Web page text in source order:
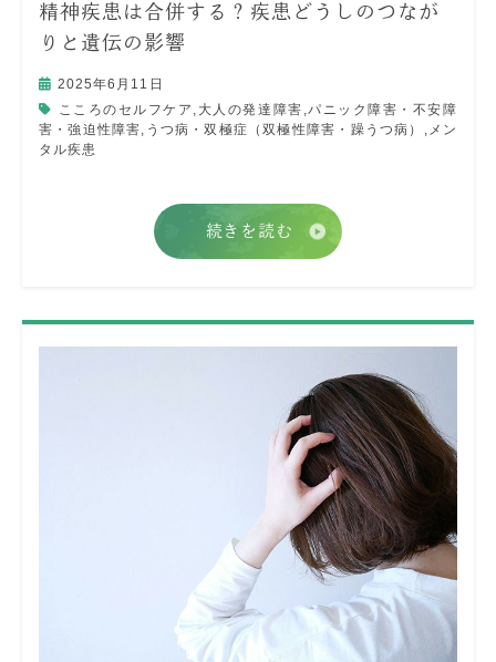
精神疾患は合併する？疾患どうしのつなが
りと遺伝の影響
2025年6月11日
こころのセルフケア , 大人の発達障害 ,パニック障害・不安障
害・強迫性障害, うつ病・双極症（双極性障害・躁うつ病） , メン
タル疾患
続きを読む